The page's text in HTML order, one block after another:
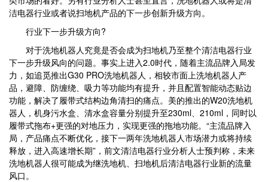
洁电器行业或者说扫地机产品的下一步创新升级方向。
行业下一步升级方向?
对于洗地机器人究竟是否会成为扫地机乃至整个清洁电器行业
下一步升级风向的问题。事实上进入2.0时代，随着主流品牌入局发
力，如追觅推出G30 PRO洗地机器人，相较市面上洗地机器人产
品，避障、防缠绕、吸力等功能均有提升，并且配置智能动态贴边
功能，解决了履带式结构边角清扫的痛点。美的推出的W20洗地机
器人，机身污水盒、清水盒容量分别提升至230ml、210ml，同时以
履带式拖布+更强的对地压力，实现更强的拖地功能。“主流品牌入
局，产品痛点不断优化，接下一两年洗地机器人市场潜力或将持续
释放，进入高速增长期”，前文清洁电器行业分析人士预判称，未来
洗地机器人很可能成为继洗地机、扫地机后清洁电器行业新的流量
风口。